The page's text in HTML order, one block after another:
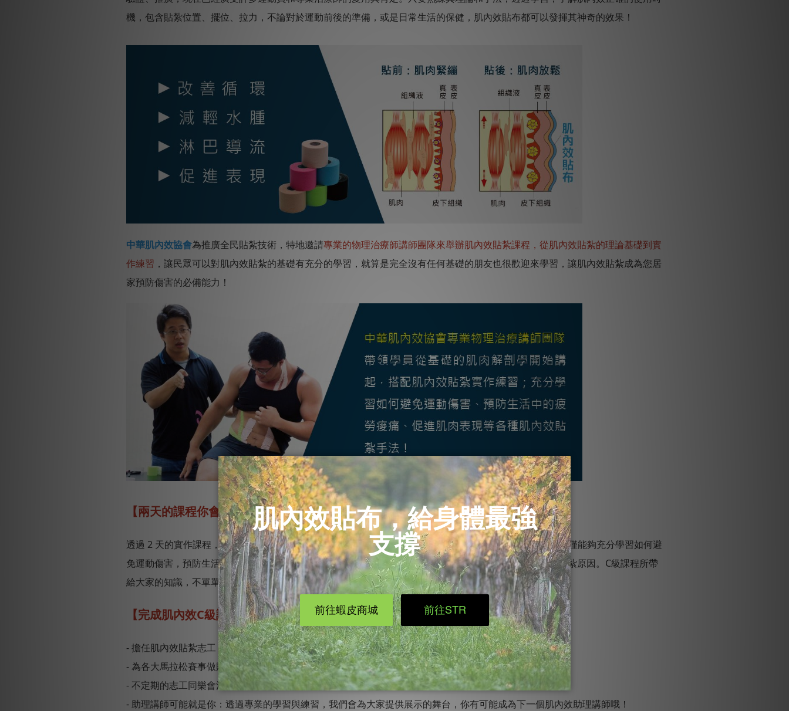
機，包含貼紮位置、擺位、拉力，不論對於運動前後的準備，或是日常生活的保健，肌內效貼布都可以發揮其神奇的效果！
中華肌內效協會為推廣全民貼紮技術，特地邀請專業的物理治療師講師團隊來舉辦肌內效貼紮課程，從肌內效貼紮的理論基礎到實
作練習 ，讓民眾可以對肌內效貼紮的基礎有充分的學習，就算是完全沒有任何基礎的朋友也很歡迎來學習，讓肌內效貼紮成為您居
家預防傷害的必備能力！
【兩天的課程你會學到什麼？】
透過 2 天的實作課程，中華肌內效協會專業講師會從肌肉的解剖學開始講起，搭配肌內效貼紮實作教學，不僅能夠充分學習如何避
免運動傷害，預防生活中的疲勞酸痛，更能夠懂得促進運動表現的各種方式。並實地練習貼紮方式及了解貼紮原因。C級課程所帶
給大家的知識，不單單是在運動中，在平日的生活中都可以用到哦，非常實用！
【完成肌內效C級認證的學員，可享有】
- 擔任肌內效貼紮志工
- 為各大馬拉松賽事做貼紮服務：練習肌內效貼紮技術，結交志同道合的朋友
- 不定期的志工同樂會活動：協會內提供免費餐點，給大家一個充分交流互動的空間
- 助理講師可能就是你：透過專業的學習與練習，我們會為大家提供展示的舞台，你有可能成為下一個肌內效助理講師哦！